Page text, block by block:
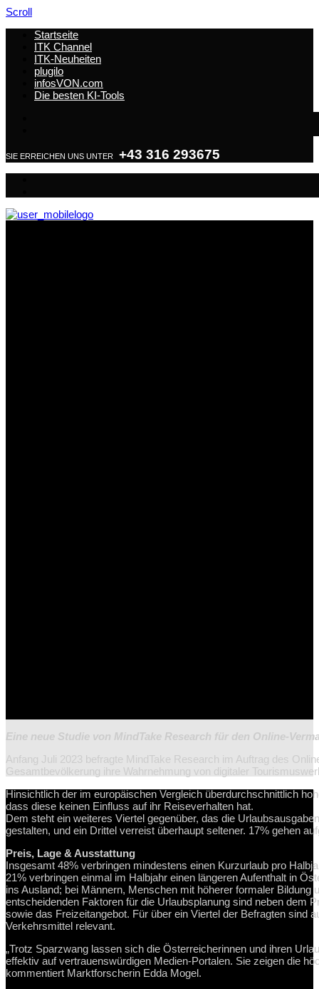
Scroll
Startseite
ITK Channel
ITK-Neuheiten
plugilo
infosVON.com
Die besten KI-Tools
SIE ERREICHEN UNS UNTER +43 316 293675
Eine neue Studie von MindTake Research für den Online-
Anfang Juli 2023 befragte MindTake Research im Auftrag des
Gesamtbevölkerung ihre Wahrnehmung von digitaler
Hinsichtlich der im europäischen Vergleich überdurchschnittlich
dass diese keinen Einfluss auf ihr Reiseverhalten hat.
Dem steht ein weiteres Viertel gegenüber, das die
gestalten, und ein Drittel verreist überhaupt seltener. 17% gehen
Preis, Lage & Ausstattung
Insgesamt 48% verbringen mindestens einen Kurzurlaub pro
21% verbringen einmal im Halbjahr einen längeren Aufenthalt in
ins Ausland; bei Männern, Menschen mit höherer formaler
entscheidenden Faktoren für die Urlaubsplanung sind neben dem
sowie das Freizeitangebot. Für über ein Viertel der Befragten sind
Verkehrsmittel relevant.
„Trotz Sparzwang lassen sich die Österreicherinnen und ihren
effektiv auf vertrauenswürdigen Medien-Portalen. Sie zeigen die
kommentiert Marktforscherin Edda Mogel.